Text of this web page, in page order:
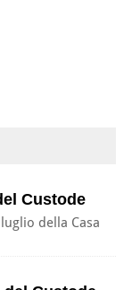
Custode
della Casa